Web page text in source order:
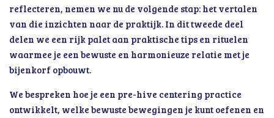
reflecteren, nemen we nu de volgende stap: het vertalen
van die inzichten naar de praktijk. In dit tweede deel
delen we een rijk palet aan praktische tips en rituelen
waarmee je een bewuste en harmonieuze relatie met je
bijenkorf opbouwt.
We bespreken hoe je een pre-hive centering practice
ontwikkelt, welke bewuste bewegingen je kunt oefenen en